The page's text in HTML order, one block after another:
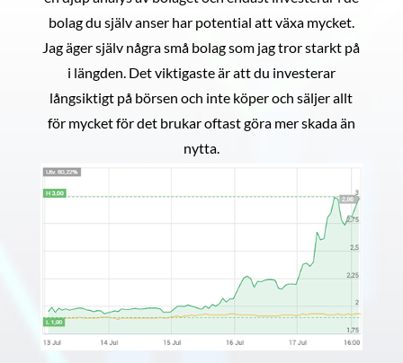
bolag du själv anser har potential att växa mycket.
Jag äger själv några små bolag som jag tror starkt på
i längden. Det viktigaste är att du investerar
långsiktigt på börsen och inte köper och säljer allt
för mycket för det brukar oftast göra mer skada än
nytta.